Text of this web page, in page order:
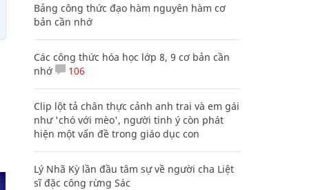
Bảng công thức đạo hàm nguyên hàm cơ
bản cần nhớ
Các công thức hóa học lớp 8, 9 cơ bản cần
nhớ
106
Clip lột tả chân thực cảnh anh trai và em gái
như 'chó với mèo', người tinh ý còn phát
hiện một vấn đề trong giáo dục con
Lý Nhã Kỳ lần đầu tâm sự về người cha Liệt
sĩ đặc công rừng Sác